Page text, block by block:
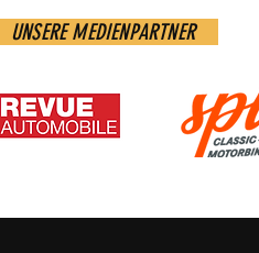
UNSERE MEDIENPARTNER